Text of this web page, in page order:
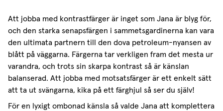
Att jobba med kontrastfärger är inget som Jana är blyg för,
och den starka senapsfärgen i sammetsgardinerna kan vara
den ultimata partnern till den dova petroleum-nyansen av
blått på väggarna. Färgerna tar verkligen fram det mesta ur
varandra, och trots sin skarpa kontrast så är känslan
balanserad. Att jobba med motsatsfärger är ett enkelt sätt
att ta ut svängarna, kika på ett färghjul så ser du själv!
För en lyxigt ombonad känsla så valde Jana att komplettera